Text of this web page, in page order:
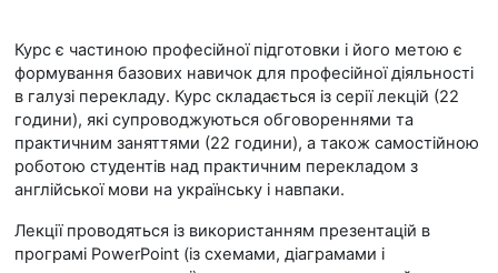
Курс є частиною професійної підготовки і його метою є
формування базових навичок для професійної діяльності
в галузі перекладу. Курс складається із серії лекцій (22
години), які супроводжуються обговореннями та
практичним заняттями (22 години), а також самостійною
роботою студентів над практичним перекладом з
англійської мови на українську і навпаки.
Лекції проводяться із використанням презентацій в
програмі PowerPoint (із схемами, діаграмами і